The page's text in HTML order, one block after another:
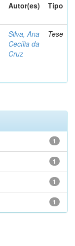
Autor(es) Tipo
Silva, Ana
Cecília da
Cruz
Tese
1
1
1
1